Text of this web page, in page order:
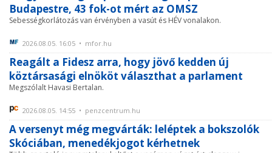
Budapestre, 43 fok-ot mért az OMSZ
Sebességkorlátozás van érvényben a vasút és HÉV vonalakon.
2026.08.05. 16:05 • mfor.hu
Reagált a Fidesz arra, hogy jövő kedden új
köztársasági elnököt választhat a parlament
Megszólalt Havasi Bertalan.
2026.08.05. 14:55 • penzcentrum.hu
A versenyt még megvárták: leléptek a bokszolók
Skóciában, menedékjogot kérhetnek